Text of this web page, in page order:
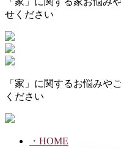
せください
「家」に関するお悩みや
ください
・HOME